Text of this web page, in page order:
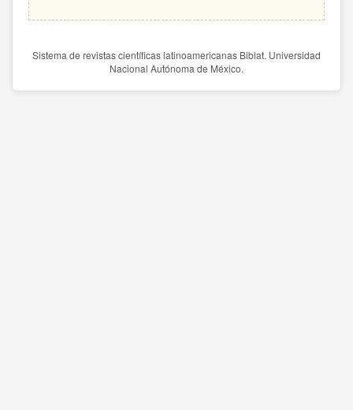
Sistema de revistas científicas latinoamericanas Biblat. Universidad
Nacional Autónoma de México.